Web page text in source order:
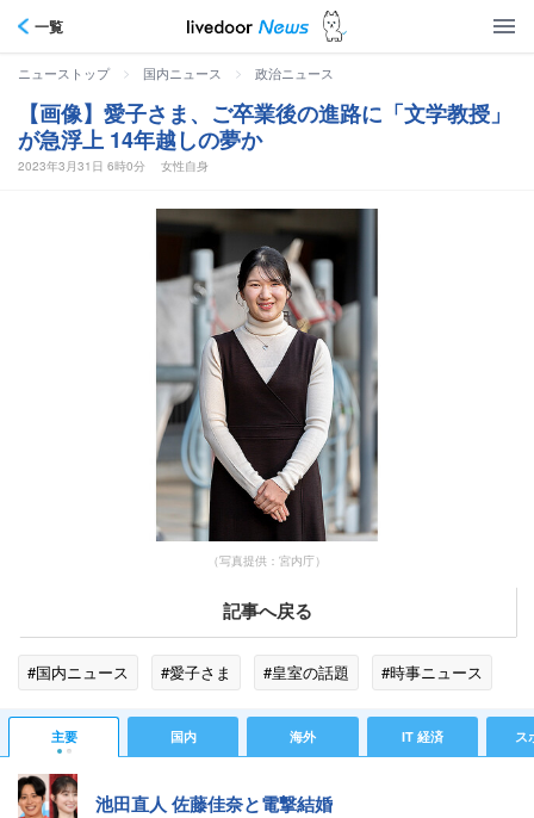
一覧
ニューストップ > 国内ニュース > 政治ニュース
【画像】愛子さま、ご卒業後の進路に「文学教授」
が急浮上 14年越しの夢か
2023年3月31日 6時0分 女性自身
（写真提供：宮内庁）
記事へ戻る
#国内ニュース #愛子さま #皇室の話題 #時事ニュース
主要 国内 海外 IT 経済 ス
池田直人 佐藤佳奈と電撃結婚